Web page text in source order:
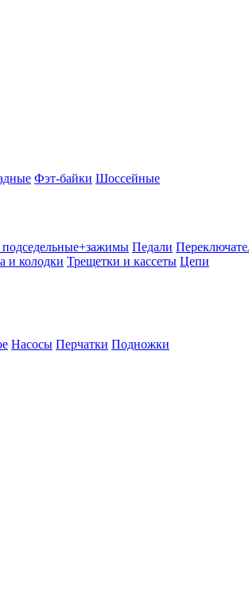
Фэт-байки Шоссейные
Педали
и колодки Трещетки и кассеты Цепи
Насосы Перчатки Подножки